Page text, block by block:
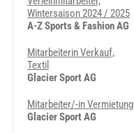
Wintersaison 2024 / 2025
A-Z Sports & Fashion AG
Mitarbeiterin Verkauf,
Textil
Glacier Sport AG
Mitarbeiter/-in Vermietung
Glacier Sport AG